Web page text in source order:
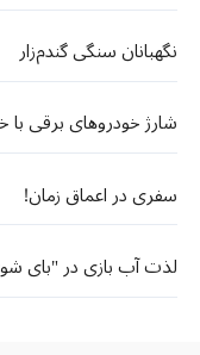
نگهبانان سنگی گندم‌زار
شارژ خودروهای برقی با
سفری در اعماق زمان!
لذت آب بازی در "بای